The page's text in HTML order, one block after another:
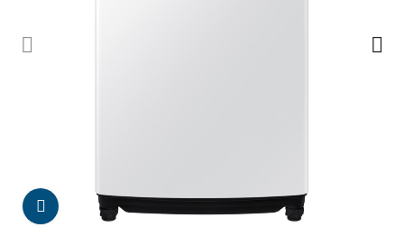
Da click para agrandar